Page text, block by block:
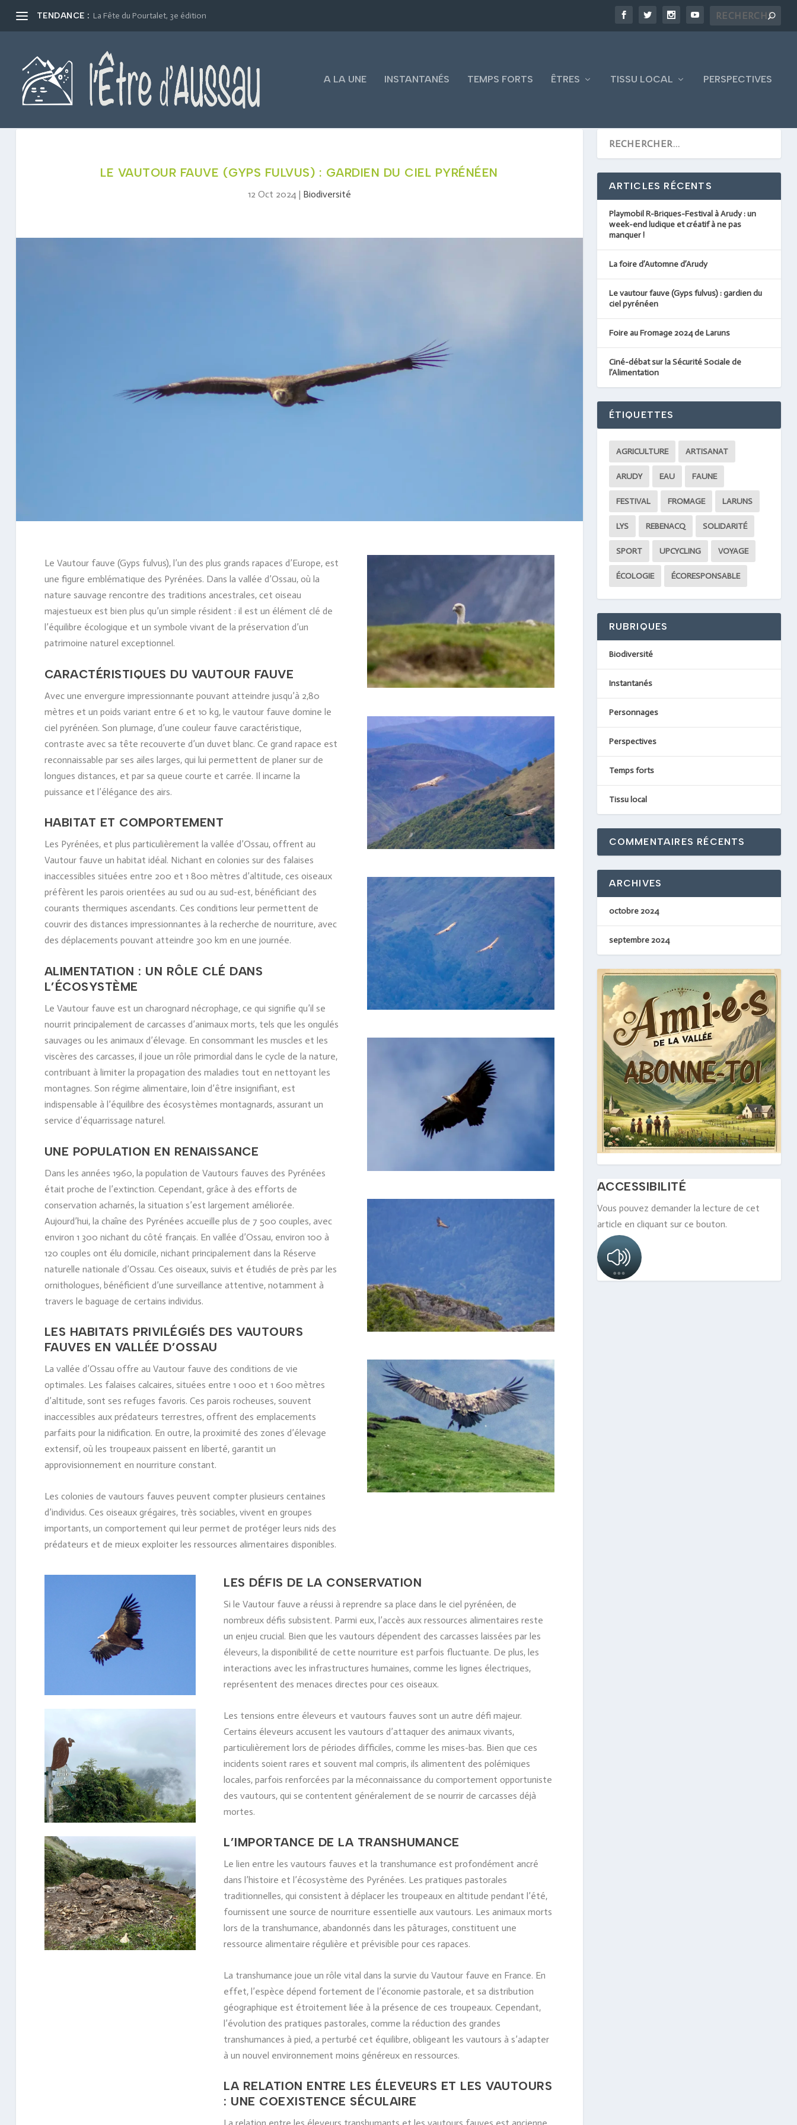
TENDANCE : La Fête du Pourtalet, 3e édition
A LA UNE INSTANTANÉS TEMPS FORTS ÊTRES TISSU LOCAL PERSPECTIVES
LE VAUTOUR FAUVE (GYPS FULVUS) : GARDIEN DU CIEL PYRÉNÉEN
12 Oct 2024| Biodiversité
Le Vautour fauve (Gyps fulvus), l’un des plus grands rapaces d’Europe, est
une figure emblématique des Pyrénées. Dans la vallée d’Ossau, où la
nature sauvage rencontre des traditions ancestrales, cet oiseau
majestueux est bien plus qu’un simple résident : il est un élément clé de
l’équilibre écologique et un symbole vivant de la préservation d’un
patrimoine naturel exceptionnel.
CARACTÉRISTIQUES DU VAUTOUR FAUVE
Avec une envergure impressionnante pouvant atteindre jusqu’à 2,80
mètres et un poids variant entre 6 et 10 kg, le vautour fauve domine le
ciel pyrénéen. Son plumage, d’une couleur fauve caractéristique,
contraste avec sa tête recouverte d’un duvet blanc. Ce grand rapace est
reconnaissable par ses ailes larges, qui lui permettent de planer sur de
longues distances, et par sa queue courte et carrée. Il incarne la
puissance et l’élégance des airs.
HABITAT ET COMPORTEMENT
Les Pyrénées, et plus particulièrement la vallée d’Ossau, offrent au
Vautour fauve un habitat idéal. Nichant en colonies sur des falaises
inaccessibles situées entre 200 et 1 800 mètres d’altitude, ces oiseaux
préfèrent les parois orientées au sud ou au sud-est, bénéficiant des
courants thermiques ascendants. Ces conditions leur permettent de
couvrir des distances impressionnantes à la recherche de nourriture, avec
des déplacements pouvant atteindre 300 km en une journée.
ALIMENTATION : UN RÔLE CLÉ DANS
L’ÉCOSYSTÈME
Le Vautour fauve est un charognard nécrophage, ce qui signifie qu’il se
nourrit principalement de carcasses d’animaux morts, tels que les ongulés
sauvages ou les animaux d’élevage. En consommant les muscles et les
viscères des carcasses, il joue un rôle primordial dans le cycle de la nature,
contribuant à limiter la propagation des maladies tout en nettoyant les
montagnes. Son régime alimentaire, loin d’être insignifiant, est
indispensable à l’équilibre des écosystèmes montagnards, assurant un
service d’équarrissage naturel.
UNE POPULATION EN RENAISSANCE
Dans les années 1960, la population de Vautours fauves des Pyrénées
était proche de l’extinction. Cependant, grâce à des efforts de
conservation acharnés, la situation s’est largement améliorée.
Aujourd’hui, la chaîne des Pyrénées accueille plus de 7 500 couples, avec
environ 1 300 nichant du côté français. En vallée d’Ossau, environ 100 à
120 couples ont élu domicile, nichant principalement dans la Réserve
naturelle nationale d’Ossau. Ces oiseaux, suivis et étudiés de près par les
ornithologues, bénéficient d’une surveillance attentive, notamment à
travers le baguage de certains individus.
LES HABITATS PRIVILÉGIÉS DES VAUTOURS
FAUVES EN VALLÉE D’OSSAU
La vallée d’Ossau offre au Vautour fauve des conditions de vie
optimales. Les falaises calcaires, situées entre 1 000 et 1 600 mètres
d’altitude, sont ses refuges favoris. Ces parois rocheuses, souvent
inaccessibles aux prédateurs terrestres, offrent des emplacements
parfaits pour la nidification. En outre, la proximité des zones d’élevage
extensif, où les troupeaux paissent en liberté, garantit un
approvisionnement en nourriture constant.
Les colonies de vautours fauves peuvent compter plusieurs centaines
d’individus. Ces oiseaux grégaires, très sociables, vivent en groupes
importants, un comportement qui leur permet de protéger leurs nids des
prédateurs et de mieux exploiter les ressources alimentaires disponibles.
LES DÉFIS DE LA CONSERVATION
Si le Vautour fauve a réussi à reprendre sa place dans le ciel pyrénéen, de
nombreux défis subsistent. Parmi eux, l’accès aux ressources alimentaires reste
un enjeu crucial. Bien que les vautours dépendent des carcasses laissées par les
éleveurs, la disponibilité de cette nourriture est parfois fluctuante. De plus, les
interactions avec les infrastructures humaines, comme les lignes électriques,
représentent des menaces directes pour ces oiseaux.
Les tensions entre éleveurs et vautours fauves sont un autre défi majeur.
Certains éleveurs accusent les vautours d’attaquer des animaux vivants,
particulièrement lors de périodes difficiles, comme les mises-bas. Bien que ces
incidents soient rares et souvent mal compris, ils alimentent des polémiques
locales, parfois renforcées par la méconnaissance du comportement opportuniste
des vautours, qui se contentent généralement de se nourrir de carcasses déjà
mortes.
L’IMPORTANCE DE LA TRANSHUMANCE
Le lien entre les vautours fauves et la transhumance est profondément ancré
dans l’histoire et l’écosystème des Pyrénées. Les pratiques pastorales
traditionnelles, qui consistent à déplacer les troupeaux en altitude pendant l’été,
fournissent une source de nourriture essentielle aux vautours. Les animaux morts
lors de la transhumance, abandonnés dans les pâturages, constituent une
ressource alimentaire régulière et prévisible pour ces rapaces.
La transhumance joue un rôle vital dans la survie du Vautour fauve en France. En
effet, l’espèce dépend fortement de l’économie pastorale, et sa distribution
géographique est étroitement liée à la présence de ces troupeaux. Cependant,
l’évolution des pratiques pastorales, comme la réduction des grandes
transhumances à pied, a perturbé cet équilibre, obligeant les vautours à s’adapter
à un nouvel environnement moins généreux en ressources.
LA RELATION ENTRE LES ÉLEVEURS ET LES VAUTOURS
: UNE COEXISTENCE SÉCULAIRE
ARTICLES RÉCENTS
Playmobil R-Briques-Festival à Arudy : un
week-end ludique et créatif à ne pas
manquer !
La foire d’Automne d’Arudy
Le vautour fauve (Gyps fulvus) : gardien du
ciel pyrénéen
Foire au Fromage 2024 de Laruns
Ciné-débat sur la Sécurité Sociale de
l’Alimentation
ÉTIQUETTES
AGRICULTURE ARTISANAT
ARUDY EAU FAUNE
FESTIVAL FROMAGE LARUNS
LYS REBENACQ SOLIDARITÉ
SPORT UPCYCLING VOYAGE
ÉCOLOGIE ÉCORESPONSABLE
RUBRIQUES
Biodiversité
Instantanés
Personnages
Perspectives
Temps forts
Tissu local
COMMENTAIRES RÉCENTS
ARCHIVES
octobre 2024
septembre 2024
ACCESSIBILITÉ
Vous pouvez demander la lecture de cet
article en cliquant sur ce bouton.